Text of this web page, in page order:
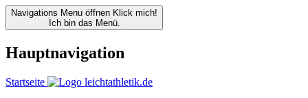
Navigations Menu öffnen Klick mich!
Ich bin das Menü.
Hauptnavigation
Startseite